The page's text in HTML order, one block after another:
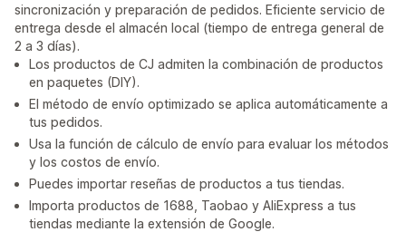
sincronización y preparación de pedidos. Eficiente servicio de
entrega desde el almacén local (tiempo de entrega general de
2 a 3 días).
Los productos de CJ admiten la combinación de productos
en paquetes (DIY).
El método de envío optimizado se aplica automáticamente a
tus pedidos.
Usa la función de cálculo de envío para evaluar los métodos
y los costos de envío.
Puedes importar reseñas de productos a tus tiendas.
Importa productos de 1688, Taobao y AliExpress a tus
tiendas mediante la extensión de Google.